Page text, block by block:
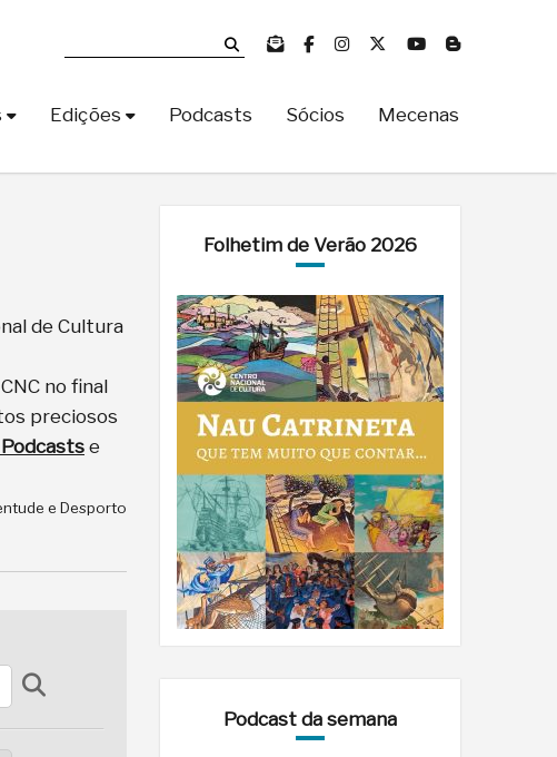
Edições Podcasts Sócios Mecenas
de Cultura
no final
preciosos
e
e Desporto
Folhetim de Verão 2026
Podcast da semana